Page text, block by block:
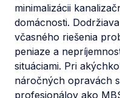
minimalizácii
domácnosti.
včasného riešenia
peniaze a
situáciami. Pri
náročných opravách
profesionálov ako